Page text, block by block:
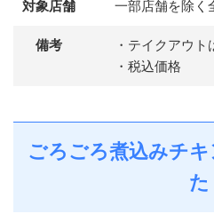
対象店舗 一部店舗を除く
備考
・テイクアウ
・税込価格
ごろごろ煮込みチ
た